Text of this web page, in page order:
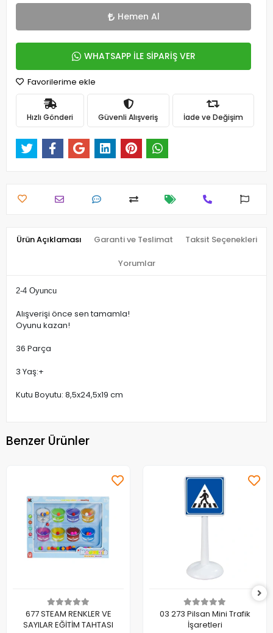
Hemen Al
WHATSAPP İLE SİPARİŞ VER
Favorilerime ekle
Hızlı Gönderi Güvenli Alışveriş İade ve Değişim
Ürün Açıklaması Garanti ve Teslimat Taksit Seçenekleri
Yorumlar
2-4 Oyuncu
Alışverişi önce sen tamamla!
Oyunu kazan!
36 Parça
3 Yaş:+
Kutu Boyutu: 8,5x24,5x19 cm
Benzer Ürünler
Sepete Ekle
677 STEAM RENKLER VE
SAYILAR EĞİTİM TAHTASI
Sepete Ekle
03 273 Pilsan Mini Trafik
İşaretleri